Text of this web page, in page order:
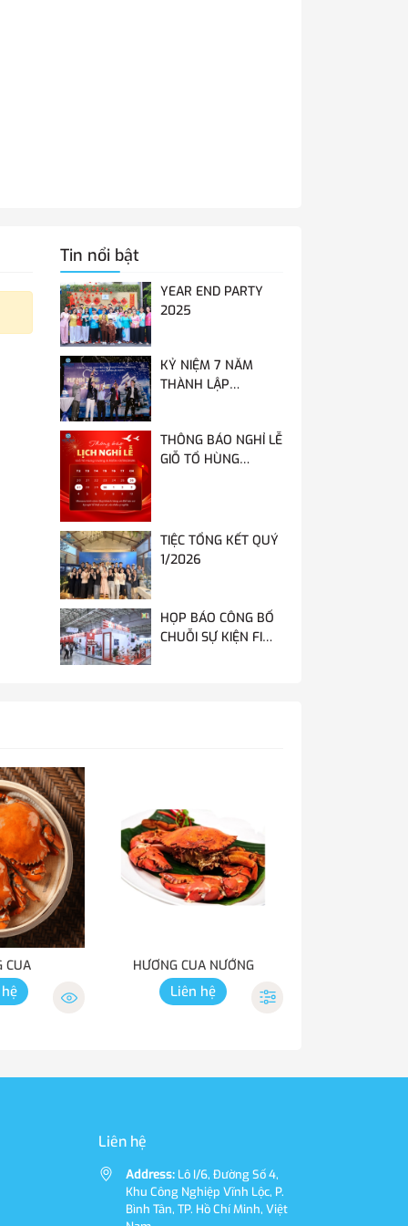
Tin nổi bật
YEAR END PARTY
2025
KỶ NIỆM 7 NĂM
THÀNH LẬP
BỨT PHÁ”
THÔNG BÁO NGHỈ LỄ
GIỖ TỔ HÙNG
TIỆC TỔNG KẾT QUÝ
1/2026
HỌP BÁO CÔNG BỐ
CHUỖI SỰ KIỆN FI
CUA HƯƠNG CUA NƯỚNG
Liên hệ
Liên hệ
Address: Lô I/6, Đường Số 4,
Khu Công Nghiệp Vĩnh Lộc, P.
Bình Tân, TP. Hồ Chí Minh, Việt